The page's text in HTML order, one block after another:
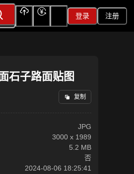
登录 注册
石子路面贴图
复制
JPG
3000 x 1989
5.2 MB
否
2024-08-06 18:25:41